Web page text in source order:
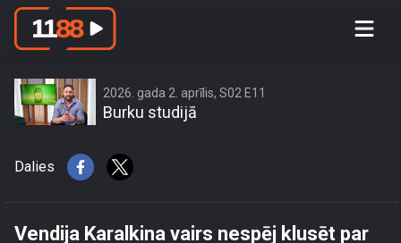
Vendija Karalkina vairs nespēj klusēt
2026. gada 2. aprīlis, S02 E11
Burku studijā
Dalies
Vendija Karalkina vairs nespēj klusēt par